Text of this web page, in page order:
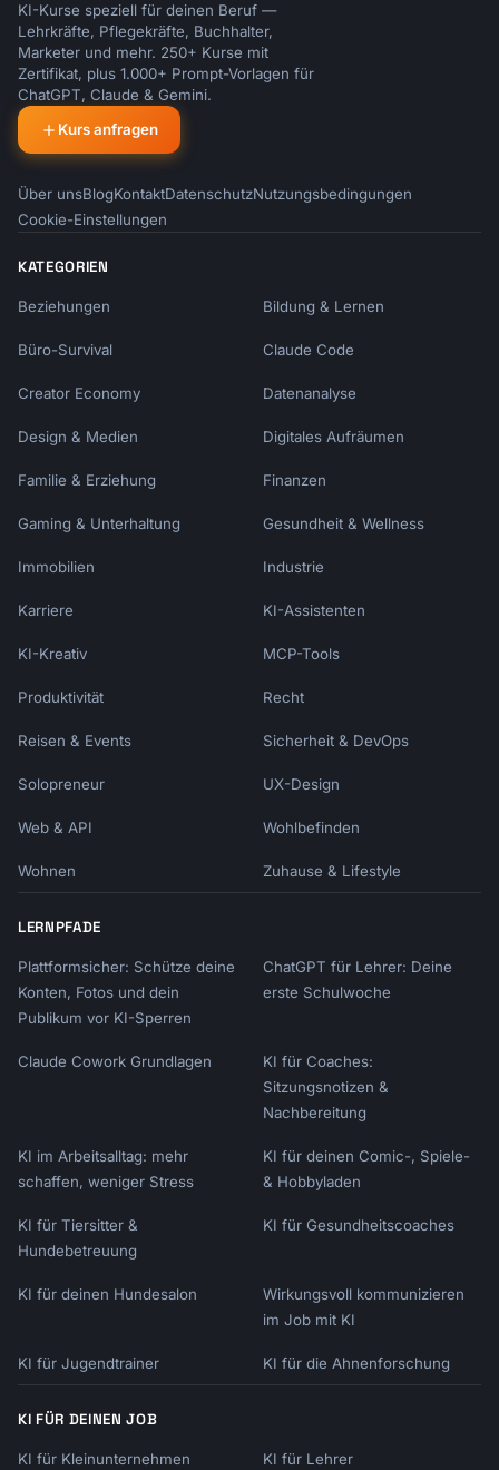
KI-Kurse speziell für deinen Beruf —
Lehrkräfte, Pflegekräfte, Buchhalter,
Marketer und mehr. 250+ Kurse mit
Zertifikat, plus 1.000+ Prompt-Vorlagen für
ChatGPT, Claude & Gemini.
Kurs anfragen
Über unsBlogKontaktDatenschutzNutzungsbedingungen
Cookie-Einstellungen
KATEGORIEN
Beziehungen Bildung & Lernen
Büro-Survival Claude Code
Creator Economy Datenanalyse
Design & Medien Digitales Aufräumen
Familie & Erziehung Finanzen
Gaming & Unterhaltung Gesundheit & Wellness
Immobilien Industrie
Karriere KI-Assistenten
KI-Kreativ MCP-Tools
Produktivität Recht
Reisen & Events Sicherheit & DevOps
Solopreneur UX-Design
Web & API Wohlbefinden
Wohnen Zuhause & Lifestyle
LERNPFADE
Plattformsicher: Schütze deine
Konten, Fotos und dein
Publikum vor KI-Sperren
ChatGPT für Lehrer: Deine
erste Schulwoche
Claude Cowork Grundlagen
KI für Coaches:
Sitzungsnotizen &
Nachbereitung
KI im Arbeitsalltag: mehr
schaffen, weniger Stress
KI für deinen Comic-, Spiele-
& Hobbyladen
KI für Tiersitter &
Hundebetreuung
KI für Gesundheitscoaches
KI für deinen Hundesalon
Wirkungsvoll kommunizieren
im Job mit KI
KI für Jugendtrainer KI für die Ahnenforschung
KI FÜR DEINEN JOB
KI für Kleinunternehmen KI für Lehrer